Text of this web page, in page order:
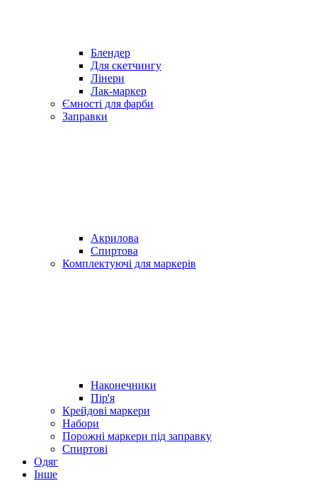
Блендер
Для скетчингу
Лінери
Лак-маркер
Ємності для фарби
Заправки
Акрилова
Спиртова
Комплектуючі для маркерів
Наконечники
Пір'я
Крейдові маркери
Набори
Порожні маркери під заправку
Спиртові
Одяг
Інше